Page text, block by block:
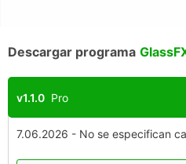
Descargar programa
v1.1.0 Pro
7.06.2026 - No se especifican